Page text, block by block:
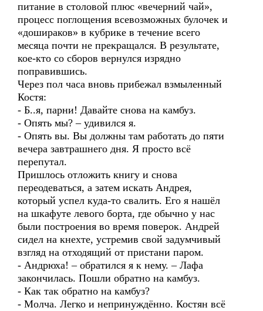
питание в столовой плюс «вечерний чай»,
процесс поглощения всевозможных булочек и
«дошираков» в кубрике в течение всего
месяца почти не прекращался. В результате,
кое-кто со сборов вернулся изрядно
поправившись.
Через пол часа вновь прибежал взмыленный
Костя:
- Б..я, парни! Давайте снова на камбуз.
- Опять мы? – удивился я.
- Опять вы. Вы должны там работать до пяти
вечера завтрашнего дня. Я просто всё
перепутал.
Пришлось отложить книгу и снова
переодеваться, а затем искать Андрея,
который успел куда-то свалить. Его я нашёл
на шкафуте левого борта, где обычно у нас
были построения во время поверок. Андрей
сидел на кнехте, устремив свой задумчивый
взгляд на отходящий от пристани паром.
- Андрюха! – обратился я к нему. – Лафа
закончилась. Пошли обратно на камбуз.
- Как так обратно на камбуз?
- Молча. Легко и непринуждённо. Костян всё